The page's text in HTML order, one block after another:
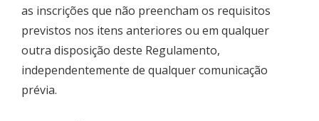
as inscrições que não preencham os requisitos
previstos nos itens anteriores ou em qualquer
outra disposição deste Regulamento,
independentemente de qualquer comunicação
prévia.